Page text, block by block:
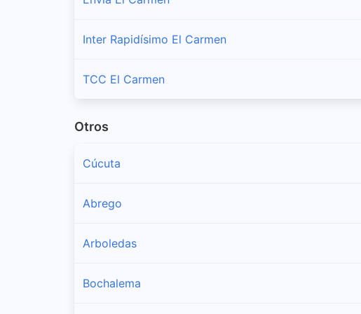
Inter Rapidísimo El Carmen
TCC El Carmen
Otros
Cúcuta
Abrego
Arboledas
Bochalema